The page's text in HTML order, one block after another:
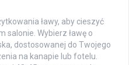
ławy, aby cieszyć
salonie. Wybierz ławę o
dostosowanej do Twojego
na kanapie lub fotelu.